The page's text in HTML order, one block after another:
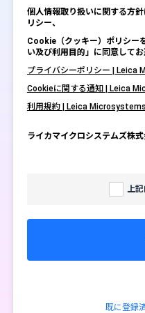
個人情報取り扱いに関する方
リシー、
Cookie（クッキー）ポリシー
い及び利用目的」に同意してお
プライバシーポリシー | Leica
Cookieに関する通知 | Leica
利用規約 | Leica Microsystems
ライカマイクロシステムズ株
上
既に登録